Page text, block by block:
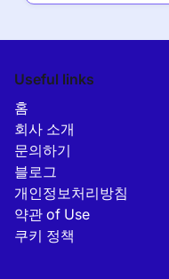
Useful links
홈
회사 소개
문의하기
블로그
개인정보처리방침
약관 of Use
쿠키 정책